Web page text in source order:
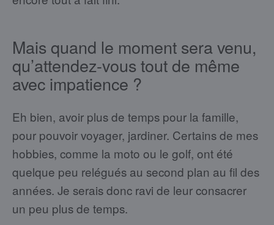
Mais quand le moment sera venu,
qu’attendez-vous tout de même
avec impatience ?
Eh bien, avoir plus de temps pour la famille,
pour pouvoir voyager, jardiner. Certains de mes
hobbies, comme la moto ou le golf, ont été
quelque peu relégués au second plan au fil des
années. Je serais donc ravi de leur consacrer
un peu plus de temps.